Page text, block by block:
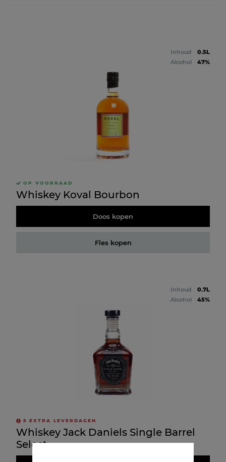
Inhoud
0.5L
Alcohol
47%
OP VOORRAAD
Whiskey Koval Bourbon
Doos kopen
Fles kopen
Inhoud
0.7L
Alcohol
45%
5 EXTRA LEVERDAGEN
Whiskey Jack Daniels Single Barrel
Select